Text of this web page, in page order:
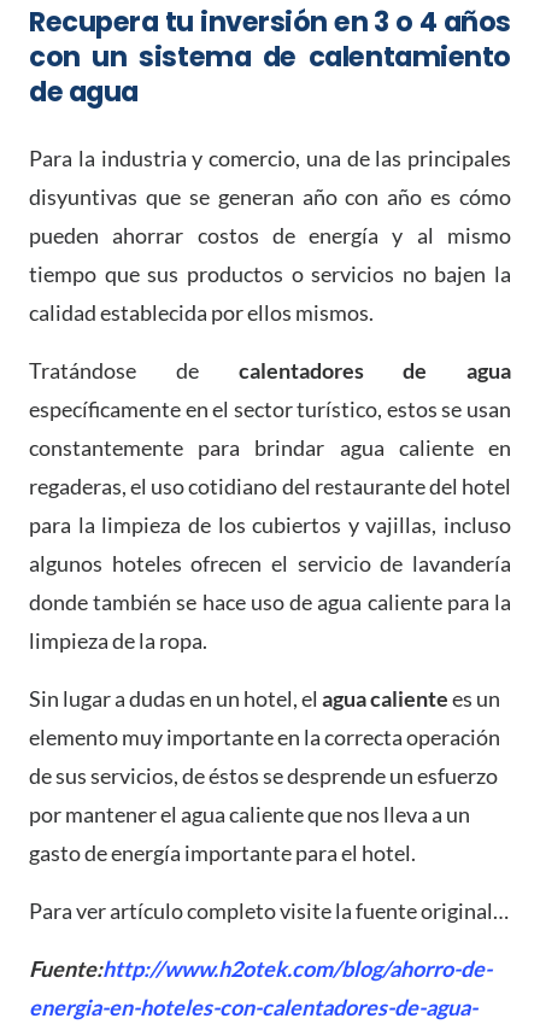
Recupera tu inversión en 3 o 4 años
con un sistema de calentamiento
de agua
Para la industria y comercio, una de las principales
disyuntivas que se generan año con año es cómo
pueden ahorrar costos de energía y al mismo
tiempo que sus productos o servicios no bajen la
calidad establecida por ellos mismos.
Tratándose de calentadores de agua
específicamente en el sector turístico, estos se usan
constantemente para brindar agua caliente en
regaderas, el uso cotidiano del restaurante del hotel
para la limpieza de los cubiertos y vajillas, incluso
algunos hoteles ofrecen el servicio de lavandería
donde también se hace uso de agua caliente para la
limpieza de la ropa.
Sin lugar a dudas en un hotel, el agua calientees un
elemento muy importante en la correcta operación
de sus servicios, de éstos se desprende un esfuerzo
por mantener el agua caliente que nos lleva a un
gasto de energía importante para el hotel.
Para ver artículo completo visite la fuente original…
Fuente:http://www.h2otek.com/blog/ahorro-de-
energia-en-hoteles-con-calentadores-de-agua-